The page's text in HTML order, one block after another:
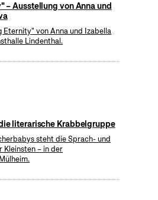
– Ausstellung von Anna und
Eternity" von Anna und Izabella
Lindenthal.
literarische Krabbelgruppe
steht die Sprach- und
Kleinsten – in der